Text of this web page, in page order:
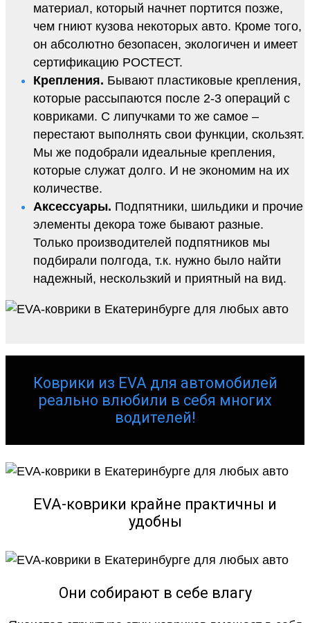
материал, который начнет портится позже,
чем гниют кузова некоторых авто. Кроме того,
он абсолютно безопасен, экологичен и имеет
сертификацию РОСТЕСТ.
Крепления. Бывают пластиковые крепления,
которые рассыпаются после 2-3 операций с
ковриками. С липучками то же самое –
перестают выполнять свои функции, скользят.
Мы же подобрали идеальные крепления,
которые служат долго. И не экономим на их
количестве.
Аксессуары. Подпятники, шильдики и прочие
элементы декора тоже бывают разные.
Только производителей подпятников мы
подбирали полгода, т.к. нужно было найти
надежный, нескользкий и приятный на вид.
Коврики из EVA для автомобилей
реально влюбили в себя многих
водителей!
EVA-коврики крайне практичны и
удобны
Они собирают в себе влагу